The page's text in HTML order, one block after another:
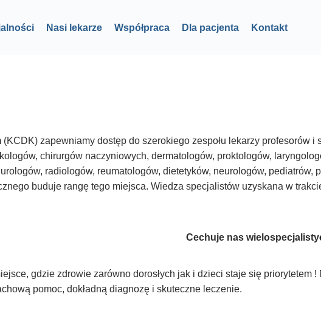
Nasi lekarze Współpraca Dla pacjenta Kontakt
zapewniamy dostęp do szerokiego zespołu lekarzy profesorów i
chirurgów naczyniowych, dermatologów, proktologów,
radiologów, reumatologów, dietetyków, neurologów, pediatrów,
buduje rangę tego miejsca. Wiedza specjalistów uzyskana w
Cechuje nas
gdzie zdrowie zarówno dorosłych jak i dzieci staje się priorytetem
pomoc, dokładną diagnozę i skuteczne leczenie.